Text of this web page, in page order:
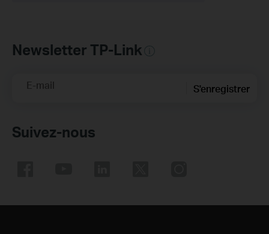
Newsletter TP-Link
E-mail S'enregistrer
Suivez-nous